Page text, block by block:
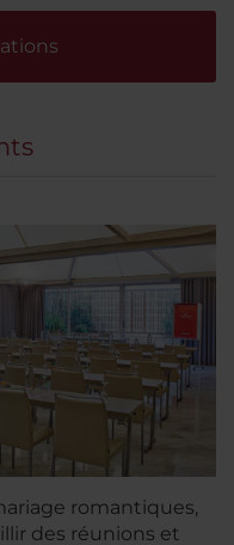
romantiques,
des réunions et